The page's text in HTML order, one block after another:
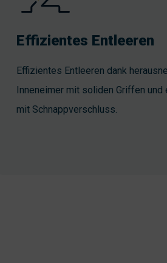
Effizientes Entleeren
Effizientes Entleeren dank
Inneneimer mit soliden Griffen und
mit Schnappverschluss.